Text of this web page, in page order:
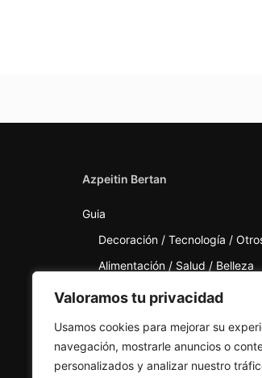
Valoramos tu privacidad
Usamos cookies para mejorar su
navegación, mostrarle anuncios o
personalizados y analizar nuestro
Azpeitin Bertan
Guia
Decoración / Tecnología /
Alimentación / Salud / Belleza
Deporte / Calzado / Ópticas /
Tarjeta Azpeitia
Noticias